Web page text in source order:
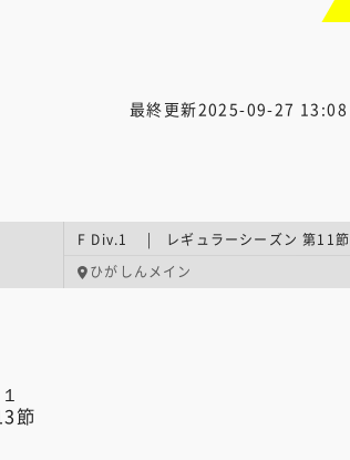
最終更新2025-09-27 13:08
F Div.1 | レギュラーシーズン 第11節
ひがしんメイン
節